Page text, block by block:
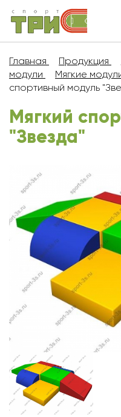
Главная Продукция
модули
Мягкие
спортивный модуль
Мягкий
"Звезда"